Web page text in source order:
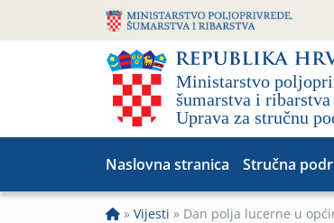
Naslovna stranica Stručna
» Vijesti » Dan polja lucerne u